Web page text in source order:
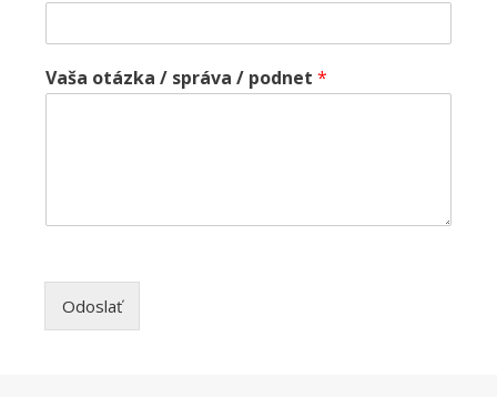
Vaša otázka / správa / podnet *
Odoslať